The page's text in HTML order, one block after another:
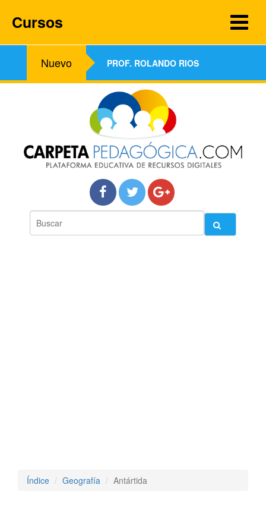
Nuevo PROF. ROLANDO RIOS
Cursos
Índice Geografía Antártida